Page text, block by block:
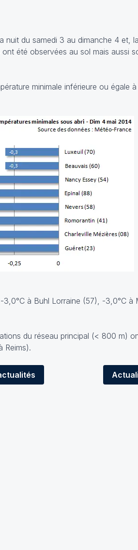
nuit du samedi 3 au dimanche 4 et,
été observées au sol mais aussi
minimale inférieure ou égale
à Buhl Lorraine (57), -3,0°C à
du réseau principal (< 800 m)
Reims).